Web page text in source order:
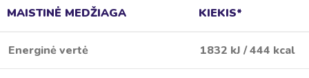
MAISTINĖ MEDŽIAGA KIEKIS*
Energinė vertė 1832 kJ / 444 kcal